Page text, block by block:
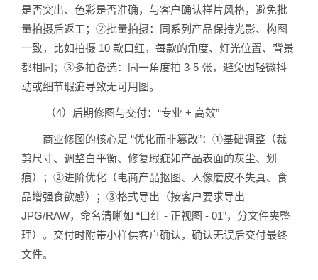
是否突出、色彩是否准确，与客户确认样片风格，避免批
量拍摄后返工；②批量拍摄：同系列产品保持光影、构图
一致，比如拍摄 10 款口红，每款的角度、灯光位置、背景
都相同；③多拍备选：同一角度拍 3-5 张，避免因轻微抖
动或细节瑕疵导致无可用图。
（4）后期修图与交付：“专业 + 高效”
商业修图的核心是 “优化而非篡改”：①基础调整（裁
剪尺寸、调整白平衡、修复瑕疵如产品表面的灰尘、划
痕）；②进阶优化（电商产品抠图、人像磨皮不失真、食
品增强食欲感）；③格式导出（按客户要求导出
JPG/RAW，命名清晰如 “口红 - 正视图 - 01”，分文件夹整
理）。交付时附带小样供客户确认，确认无误后交付最终
文件。